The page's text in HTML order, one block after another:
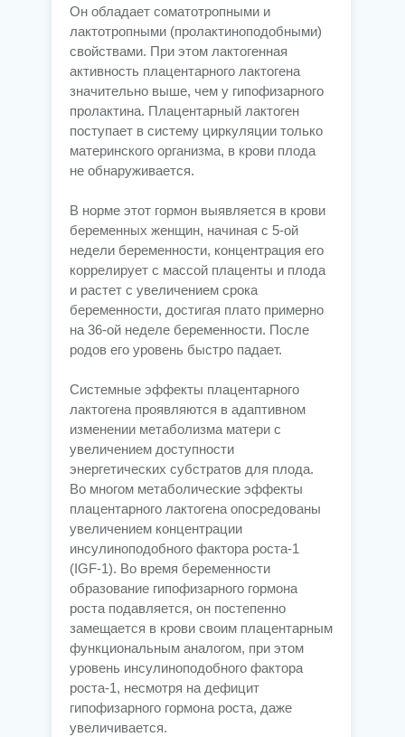
Он обладает соматотропными и
лактотропными (пролактиноподобными)
свойствами. При этом лактогенная
активность плацентарного лактогена
значительно выше, чем у гипофизарного
пролактина. Плацентарный лактоген
поступает в систему циркуляции только
материнского организма, в крови плода
не обнаруживается.
В норме этот гормон выявляется в крови
беременных женщин, начиная с 5-ой
недели беременности, концентрация его
коррелирует с массой плаценты и плода
и растет с увеличением срока
беременности, достигая плато примерно
на 36-ой неделе беременности. После
родов его уровень быстро падает.
Системные эффекты плацентарного
лактогена проявляются в адаптивном
изменении метаболизма матери с
увеличением доступности
энергетических субстратов для плода.
Во многом метаболические эффекты
плацентарного лактогена опосредованы
увеличением концентрации
инсулиноподобного фактора роста-1
(IGF-1). Во время беременности
образование гипофизарного гормона
роста подавляется, он постепенно
замещается в крови своим плацентарным
функциональным аналогом, при этом
уровень инсулиноподобного фактора
роста-1, несмотря на дефицит
гипофизарного гормона роста, даже
увеличивается.